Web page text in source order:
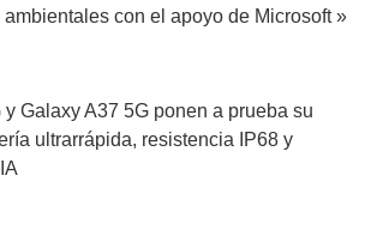
con el apoyo de Microsoft »
Galaxy A37 5G ponen a prueba su
ultrarrápida, resistencia IP68 y